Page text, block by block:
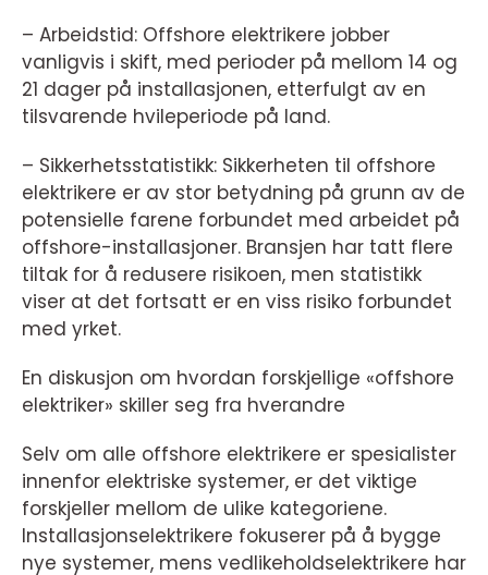
– Arbeidstid: Offshore elektrikere jobber
vanligvis i skift, med perioder på mellom 14 og
21 dager på installasjonen, etterfulgt av en
tilsvarende hvileperiode på land.
– Sikkerhetsstatistikk: Sikkerheten til offshore
elektrikere er av stor betydning på grunn av de
potensielle farene forbundet med arbeidet på
offshore-installasjoner. Bransjen har tatt flere
tiltak for å redusere risikoen, men statistikk
viser at det fortsatt er en viss risiko forbundet
med yrket.
En diskusjon om hvordan forskjellige «offshore
elektriker» skiller seg fra hverandre
Selv om alle offshore elektrikere er spesialister
innenfor elektriske systemer, er det viktige
forskjeller mellom de ulike kategoriene.
Installasjonselektrikere fokuserer på å bygge
nye systemer, mens vedlikeholdselektrikere har